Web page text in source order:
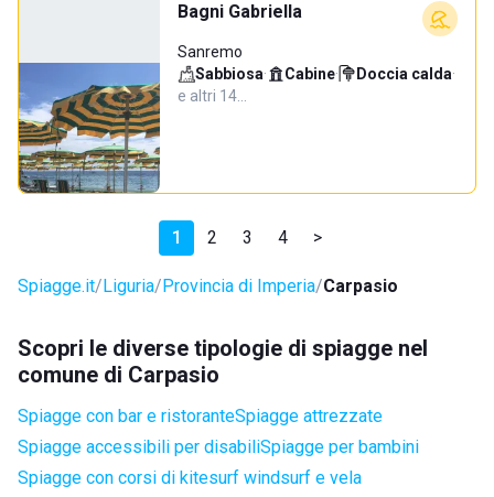
Bagni Gabriella
Sanremo
Sabbiosa· Cabine· Doccia calda·
e altri 14…
1 2 3 4 >
Spiagge.it Liguria Provincia di Imperia Carpasio
Scopri le diverse tipologie di spiagge nel
comune di Carpasio
Spiagge con bar e ristoranteSpiagge attrezzate
Spiagge accessibili per disabiliSpiagge per bambini
Spiagge con corsi di kitesurf windsurf e vela